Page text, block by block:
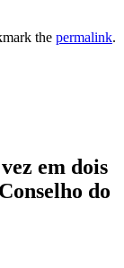
the permalink.
em dois
do